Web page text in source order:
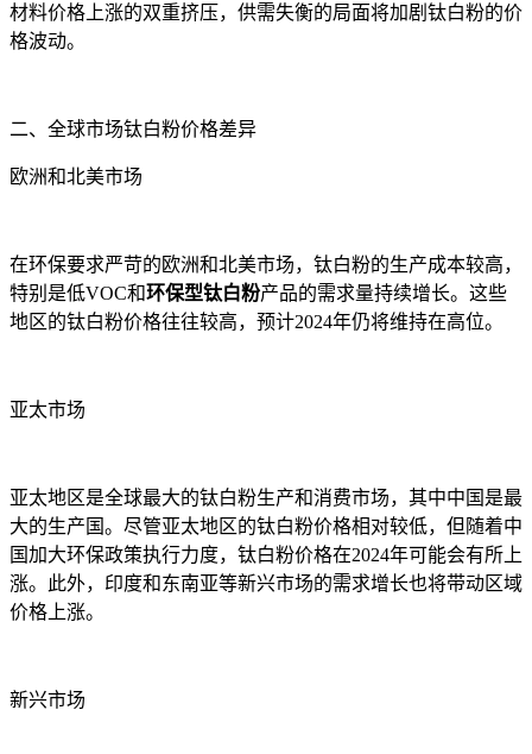
材料价格上涨的双重挤压，供需失衡的局面将加剧钛白粉的价
格波动。
二、全球市场钛白粉价格差异
欧洲和北美市场
在环保要求严苛的欧洲和北美市场，钛白粉的生产成本较高，
特别是低VOC和环保型钛白粉产品的需求量持续增长。这些
地区的钛白粉价格往往较高，预计2024年仍将维持在高位。
亚太市场
亚太地区是全球最大的钛白粉生产和消费市场，其中中国是最
大的生产国。尽管亚太地区的钛白粉价格相对较低，但随着中
国加大环保政策执行力度，钛白粉价格在2024年可能会有所上
涨。此外，印度和东南亚等新兴市场的需求增长也将带动区域
价格上涨。
新兴市场